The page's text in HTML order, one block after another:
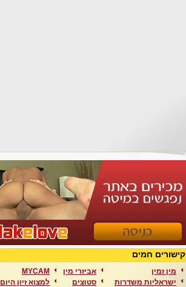
קישורים חמים
מין זמין
ישראליות משדרות
אביזרי מין
סטוצים
MYCAM
למצוא זיון היום